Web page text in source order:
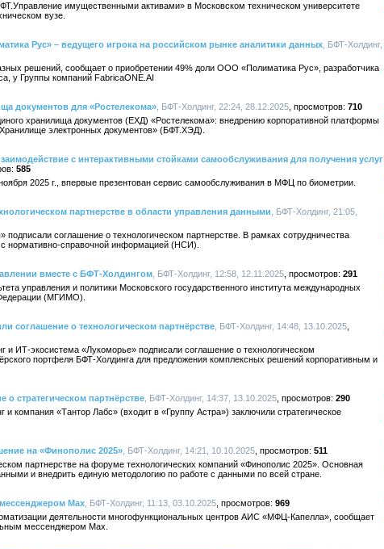
имущественными активами» в Московском техническом университете
вузе.
Рус» – ведущего игрока на российском рынке аналитики данных , БФТ-Холдинг,
решений, сообщает о приобретении 49% доли ООО «Полиматика Рус», разработчика
у Группы компаний FabricaONE.AI
документов для «Ростелекома» , БФТ-Холдинг, 22:24, 28.12.2025
710
хранилища документов (ЕХД) «Ростелекома»: внедрению корпоративной платформы
электронных документов» (БФТ.ХЭД).
с интерактивными стойками самообслуживания для получения услуг
585
2025 г., впервые презентован сервис самообслуживания в МФЦ по биометрии.
партнерстве в области управления данными , БФТ-Холдинг, 21:05,
соглашение о технологическом партнерстве. В рамках сотрудничества
нормативно-справочной информацией (НСИ).
вместе с БФТ-Холдингом , БФТ-Холдинг, 12:58, 12.11.2025
291
управления и политики Московского государственного института международных
(МГИМО).
соглашение о технологическом партнёрстве , БФТ-Холдинг, 14:48, 13.10.2025
ИТ-экосистема «Лукоморье» подписали соглашение о технологическом
портфеля БФТ-Холдинга для предложения комплексных решений корпоративным и
стратегическом партнёрстве , БФТ-Холдинг, 14:37, 13.10.2025
290
компания «Тантор Лабс» (входит в «Группу Астра») заключили стратегическое
на «Финополис 2025» , БФТ-Холдинг, 14:21, 10.10.2025
511
партнерстве на форуме технологических компаний «Финополис 2025». Основная
и внедрить единую методологию по работе с данными по всей стране.
Max , БФТ-Холдинг, 11:13, 03.10.2025
969
деятельности многофункциональных центров АИС «МФЦ-Капелла», сообщает
мессенджером Max.